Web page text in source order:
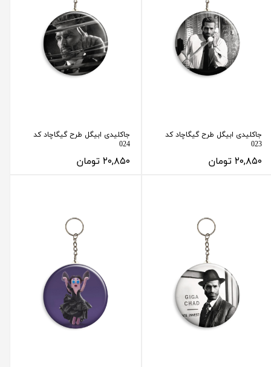
جاکلیدی ابیگل طرح گیگاچاد کد
023
۲۰,۸۵۰ تومان
جاکلیدی ابیگل طرح گیگاچاد کد
024
۲۰,۸۵۰ تومان